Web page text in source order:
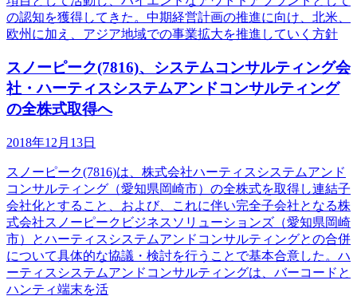
の認知を獲得してきた。中期経営計画の推進に向け、北米、
欧州に加え、アジア地域での事業拡大を推進していく方針
スノーピーク(7816)、システムコンサルティング会
社・ハーティスシステムアンドコンサルティング
の全株式取得へ
2018年12月13日
スノーピーク(7816)は、株式会社ハーティスシステムアンド
コンサルティング（愛知県岡崎市）の全株式を取得し連結子
会社化とすること、および、これに伴い完全子会社となる株
式会社スノーピークビジネスソリューションズ（愛知県岡崎
市）とハーティスシステムアンドコンサルティングとの合併
について具体的な協議・検討を行うことで基本合意した。ハ
ーティスシステムアンドコンサルティングは、バーコードと
ハンティ端末を活